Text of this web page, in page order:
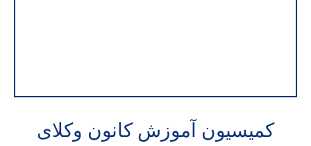
کمیسیون آموزش کانون وکلای